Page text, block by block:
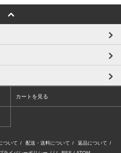
カートを見る
ついて / 配送・送料について / 返品について /